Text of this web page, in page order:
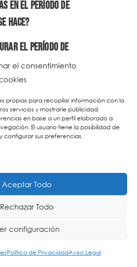
el consentimiento
propias para recopilar información con la
servicios y mostrarle publicidad
en base a un perfil elaborado a
El usuario tiene la posibilidad de
configurar sus preferencias.
Aceptar Todo
Rechazar Todo
configuración
Política de PrivacidadAviso Legal
en el período de
hace?
el período de
y las rutinas diarias en
(Urkids)?
inglés en dos años?
el euskera en dos años?
el centro las alergias